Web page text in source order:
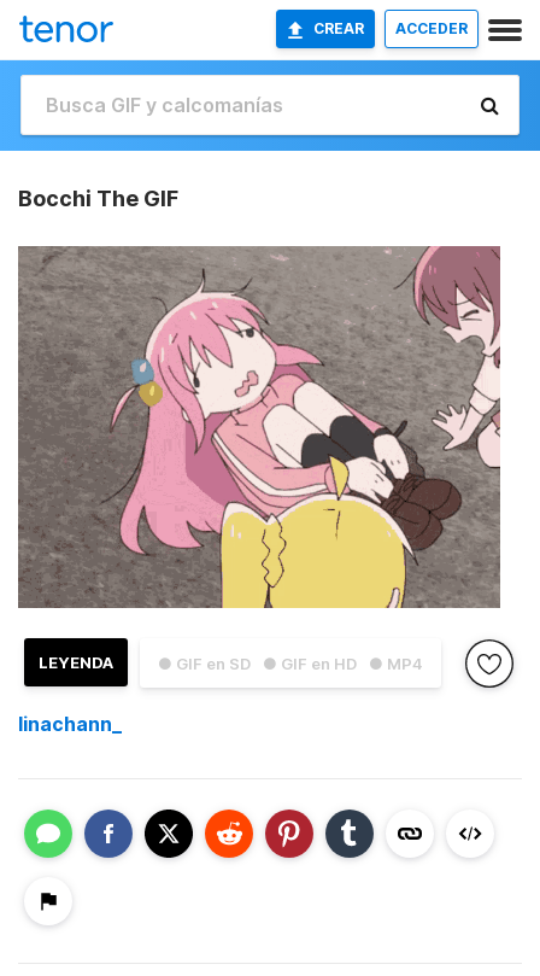
CREAR ACCEDER
Bocchi The GIF
● GIF en SD ● GIF en HD ● MP4
LEYENDA
linachann_